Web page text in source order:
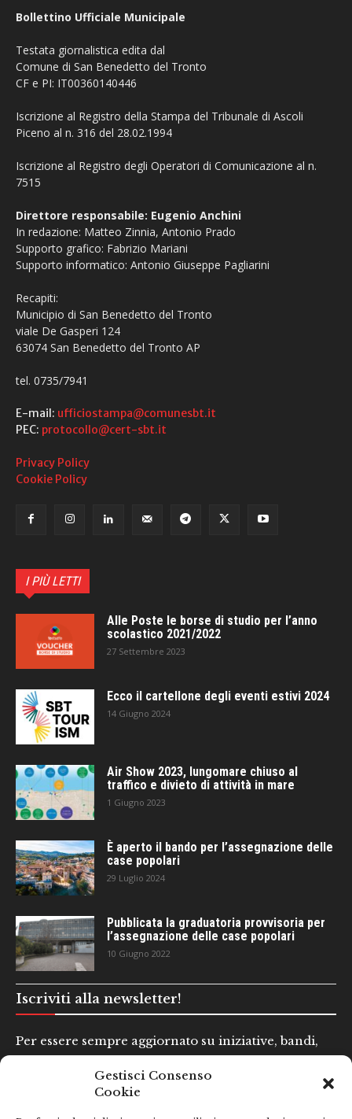
Gestisci Consenso
Cookie
Bollettino Ufficiale Municipale
Testata giornalistica edita dal
Comune di San Benedetto del Tronto
CF e PI: IT00360140446
Iscrizione al Registro della Stampa del Tribunale di Ascoli
Piceno al n. 316 del 28.02.1994
Iscrizione al Registro degli Operatori di Comunicazione al n.
7515
Direttore responsabile: Eugenio Anchini
In redazione: Matteo Zinnia, Antonio Prado
Supporto grafico: Fabrizio Mariani
Supporto informatico: Antonio Giuseppe Pagliarini
Recapiti:
Municipio di San Benedetto del Tronto
viale De Gasperi 124
63074 San Benedetto del Tronto AP
tel. 0735/7941
E-mail: ufficiostampa@comunesbt.it
PEC: protocollo@cert-sbt.it
Privacy Policy
Cookie Policy
I PIÙ LETTI
Alle Poste le borse di studio per l’anno
scolastico 2021/2022
27 Settembre 2023
Ecco il cartellone degli eventi estivi 2024
14 Giugno 2024
Air Show 2023, lungomare chiuso al
traffico e divieto di attività in mare
1 Giugno 2023
È aperto il bando per l’assegnazione delle
case popolari
29 Luglio 2024
Pubblicata la graduatoria provvisoria per
l’assegnazione delle case popolari
10 Giugno 2022
Iscriviti alla newsletter!
Per essere sempre aggiornato su iniziative, bandi,